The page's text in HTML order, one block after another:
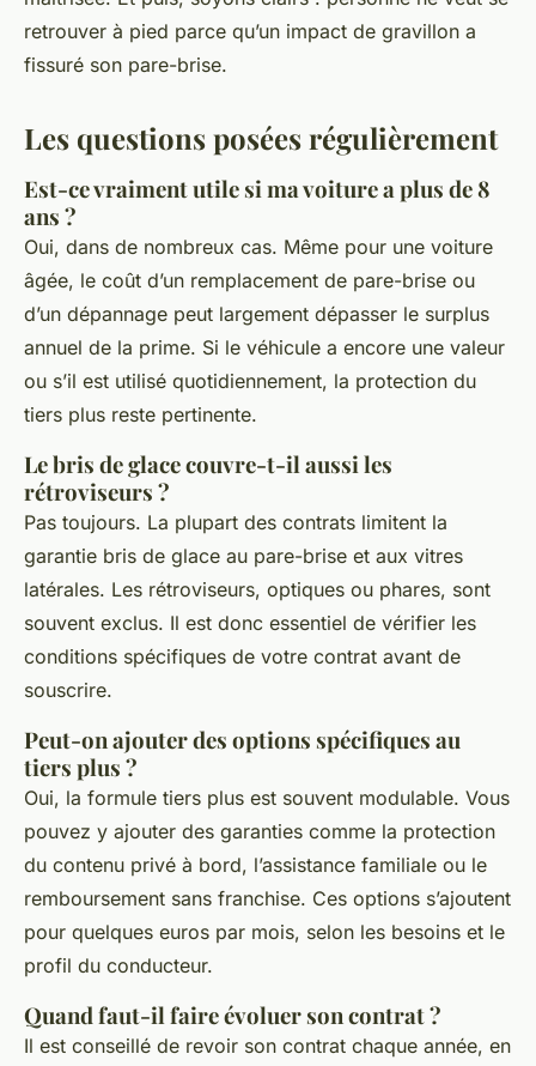
retrouver à pied parce qu’un impact de gravillon a
fissuré son pare-brise.
Les questions posées régulièrement
Est-ce vraiment utile si ma voiture a plus de 8
ans ?
Oui, dans de nombreux cas. Même pour une voiture
âgée, le coût d’un remplacement de pare-brise ou
d’un dépannage peut largement dépasser le surplus
annuel de la prime. Si le véhicule a encore une valeur
ou s’il est utilisé quotidiennement, la protection du
tiers plus reste pertinente.
Le bris de glace couvre-t-il aussi les
rétroviseurs ?
Pas toujours. La plupart des contrats limitent la
garantie bris de glace au pare-brise et aux vitres
latérales. Les rétroviseurs, optiques ou phares, sont
souvent exclus. Il est donc essentiel de vérifier les
conditions spécifiques de votre contrat avant de
souscrire.
Peut-on ajouter des options spécifiques au
tiers plus ?
Oui, la formule tiers plus est souvent modulable. Vous
pouvez y ajouter des garanties comme la protection
du contenu privé à bord, l’assistance familiale ou le
remboursement sans franchise. Ces options s’ajoutent
pour quelques euros par mois, selon les besoins et le
profil du conducteur.
Quand faut-il faire évoluer son contrat ?
Il est conseillé de revoir son contrat chaque année, en